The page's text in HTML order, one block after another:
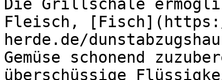
Die Grillschale
Fleisch,
herde.de/
Gemüse schonend
überschüssige